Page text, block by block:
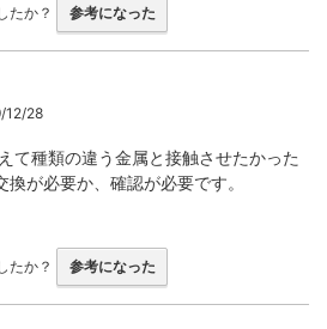
たか？ 参考になった
12/28
て種類の違う金属と接触させたかった
が必要か、確認が必要です。
たか？ 参考になった